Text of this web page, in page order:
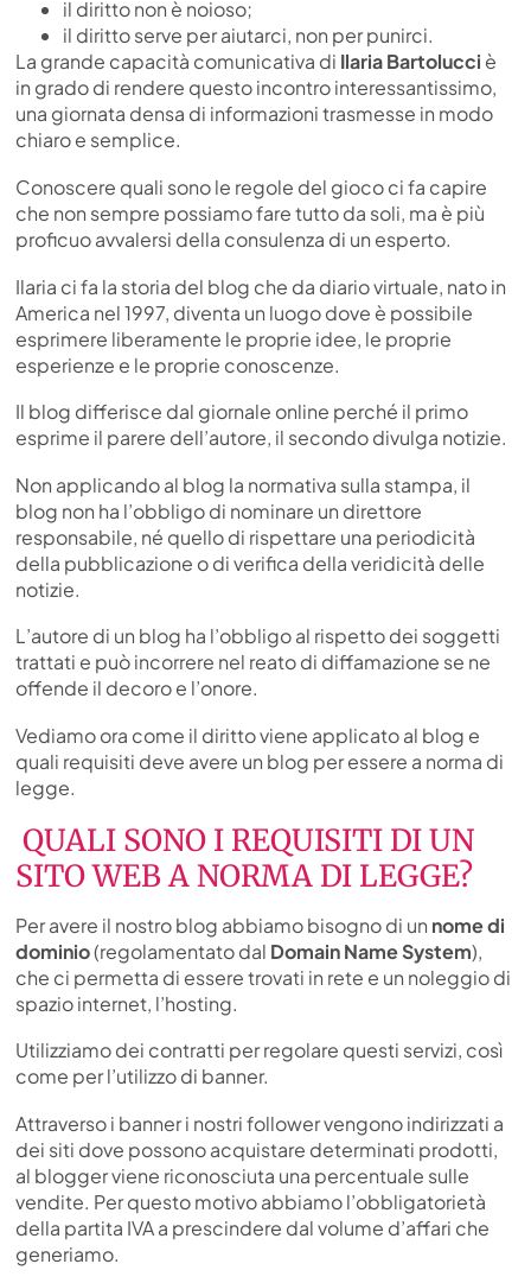
il diritto non è noioso;
il diritto serve per aiutarci, non per punirci.
La grande capacità comunicativa di Ilaria Bartolucci è
in grado di rendere questo incontro interessantissimo,
una giornata densa di informazioni trasmesse in modo
chiaro e semplice.
Conoscere quali sono le regole del gioco ci fa capire
che non sempre possiamo fare tutto da soli, ma è più
proficuo avvalersi della consulenza di un esperto.
Ilaria ci fa la storia del blog che da diario virtuale, nato in
America nel 1997, diventa un luogo dove è possibile
esprimere liberamente le proprie idee, le proprie
esperienze e le proprie conoscenze.
Il blog differisce dal giornale online perché il primo
esprime il parere dell’autore, il secondo divulga notizie.
Non applicando al blog la normativa sulla stampa, il
blog non ha l’obbligo di nominare un direttore
responsabile, né quello di rispettare una periodicità
della pubblicazione o di verifica della veridicità delle
notizie.
L’autore di un blog ha l’obbligo al rispetto dei soggetti
trattati e può incorrere nel reato di diffamazione se ne
offende il decoro e l’onore.
Vediamo ora come il diritto viene applicato al blog e
quali requisiti deve avere un blog per essere a norma di
legge.
QUALI SONO I REQUISITI DI UN
SITO WEB A NORMA DI LEGGE?
Per avere il nostro blog abbiamo bisogno di un nome di
dominio(regolamentato dal Domain Name System),
che ci permetta di essere trovati in rete e un noleggio di
spazio internet, l’hosting.
Utilizziamo dei contratti per regolare questi servizi, così
come per l’utilizzo di banner.
Attraverso i banner i nostri follower vengono indirizzati a
dei siti dove possono acquistare determinati prodotti,
al blogger viene riconosciuta una percentuale sulle
vendite. Per questo motivo abbiamo l’obbligatorietà
della partita IVA a prescindere dal volume d’affari che
generiamo.